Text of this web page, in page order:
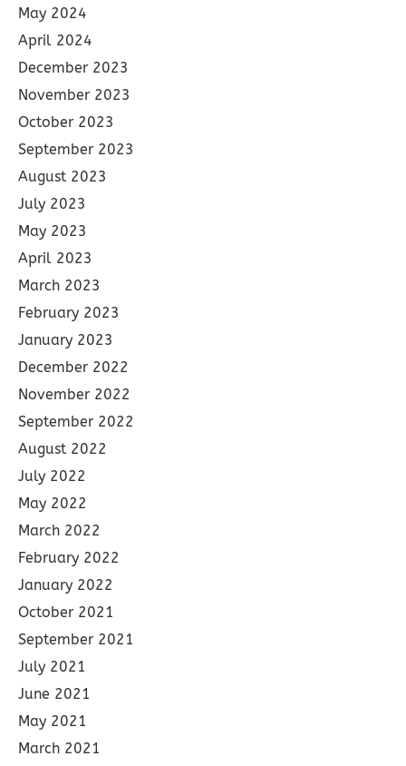
May 2024
April 2024
December 2023
November 2023
October 2023
September 2023
August 2023
July 2023
May 2023
April 2023
March 2023
February 2023
January 2023
December 2022
November 2022
September 2022
August 2022
July 2022
May 2022
March 2022
February 2022
January 2022
October 2021
September 2021
July 2021
June 2021
May 2021
March 2021